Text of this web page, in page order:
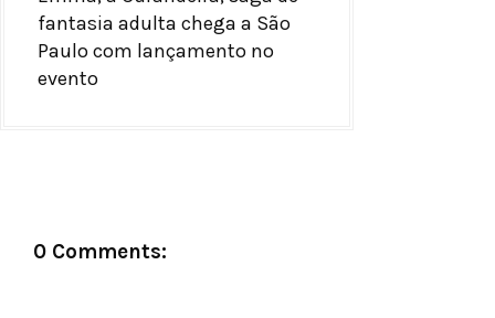
fantasia adulta chega a São
Paulo com lançamento no
evento
0 Comments: